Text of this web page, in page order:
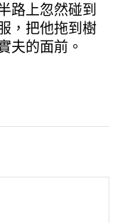
路上忽然碰到
，把他拖到樹
夫的面前。